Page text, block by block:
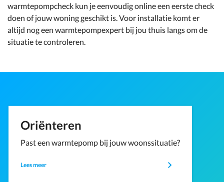
warmtepompcheck kun je eenvoudig online een eerste check
doen of jouw woning geschikt is. Voor installatie komt er
altijd nog een warmtepompexpert bij jou thuis langs om de
situatie te controleren.
Oriënteren
Past een warmtepomp bij jouw woonssituatie?
Lees meer